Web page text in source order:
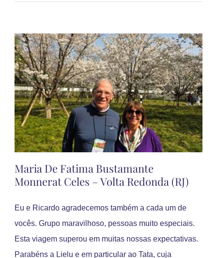
Braga
Brasília
(DF)
Maria De Fatima Bustamante
Monnerat Celes – Volta Redonda (RJ)
Eu e Ricardo agradecemos também a cada um de
vocês. Grupo maravilhoso, pessoas muito especiais.
Esta viagem superou em muitas nossas expectativas.
Parabéns a Lielu e em particular ao Tata, cuja